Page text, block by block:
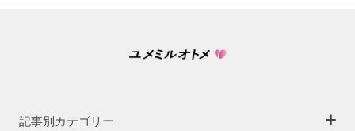
記事別カテゴリー